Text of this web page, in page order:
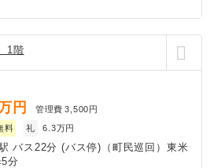
1階
円 管理費 3,500円
料 礼 6.3万円
バス22分 (バス停)（町民巡回）東米
分